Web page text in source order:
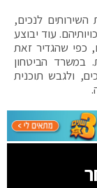
לנכים,
עוד יבוצע
כפי שהגדיר זאת
במשרד הביטחון
ולגבש תוכנית